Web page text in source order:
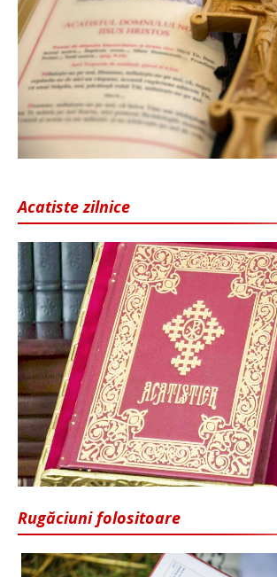
Acatiste zilnice
Rugăciuni folositoare